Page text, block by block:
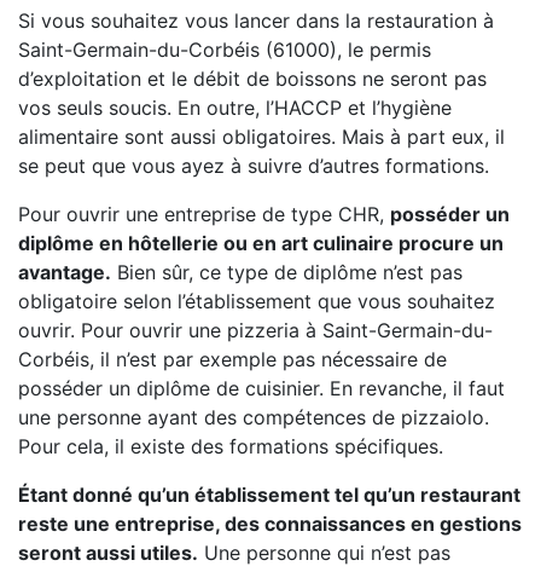
Si vous souhaitez vous lancer dans la restauration à
Saint-Germain-du-Corbéis (61000), le permis
d’exploitation et le débit de boissons ne seront pas
vos seuls soucis. En outre, l’HACCP et l’hygiène
alimentaire sont aussi obligatoires. Mais à part eux, il
se peut que vous ayez à suivre d’autres formations.
Pour ouvrir une entreprise de type CHR, posséder un
diplôme en hôtellerie ou en art culinaire procure un
avantage. Bien sûr, ce type de diplôme n’est pas
obligatoire selon l’établissement que vous souhaitez
ouvrir. Pour ouvrir une pizzeria à Saint-Germain-du-
Corbéis, il n’est par exemple pas nécessaire de
posséder un diplôme de cuisinier. En revanche, il faut
une personne ayant des compétences de pizzaiolo.
Pour cela, il existe des formations spécifiques.
Étant donné qu’un établissement tel qu’un restaurant
reste une entreprise, des connaissances en gestions
seront aussi utiles. Une personne qui n’est pas